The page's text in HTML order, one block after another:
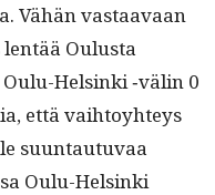
Vähän vas­taavaan
Oulus­ta
Helsin­ki ‑välin 0
että vai­h­toy­hteys
suun­tau­tu­vaa
Oulu-Helsin­ki